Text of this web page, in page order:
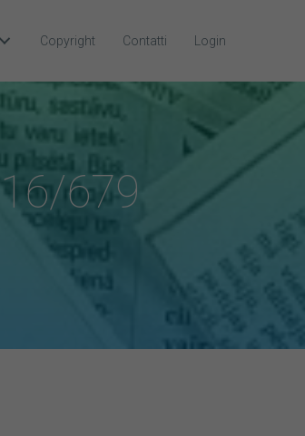
Copyright Contatti Login
679